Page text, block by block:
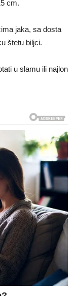
cm.
jaka, sa dosta
štetu biljci.
u slamu ili najlon